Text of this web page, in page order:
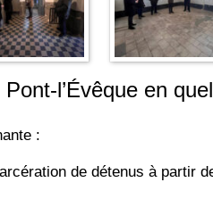
Pont-l’Évêque en
:
de détenus à partir